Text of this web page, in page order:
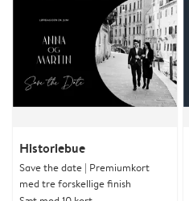
Historiebue
Save the date | Premiumkort
med tre forskellige finish